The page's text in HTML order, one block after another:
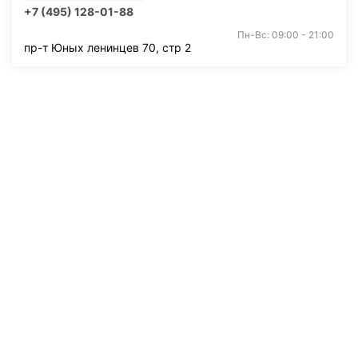
+7 (495) 128-01-88
Пн-Вс: 09:00 - 21:00
пр-т Юных ленинцев 70, стр 2